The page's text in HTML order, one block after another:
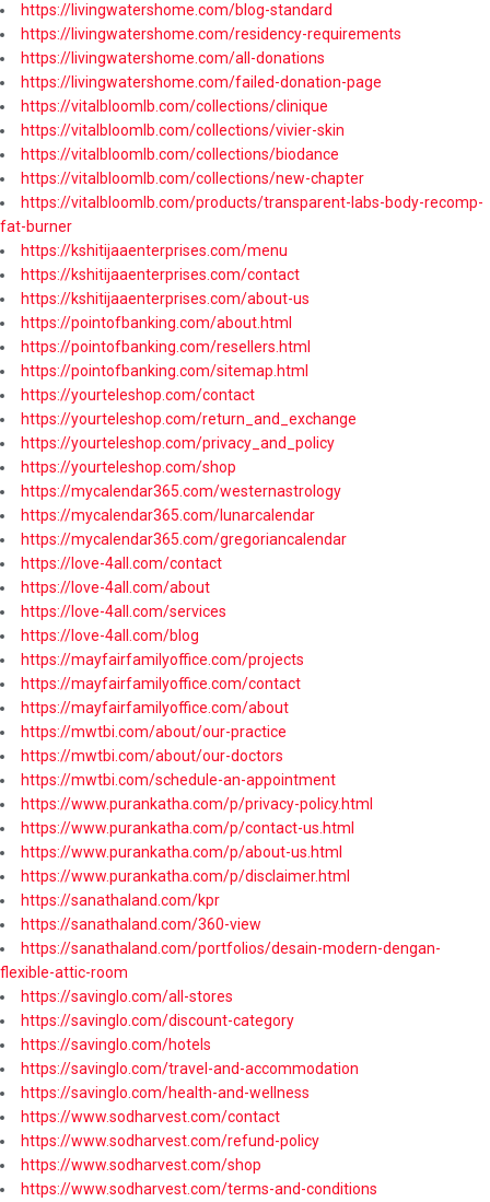
https://livingwatershome.com/blog-standard
https://livingwatershome.com/residency-requirements
https://livingwatershome.com/all-donations
https://livingwatershome.com/failed-donation-page
https://vitalbloomlb.com/collections/clinique
https://vitalbloomlb.com/collections/vivier-skin
https://vitalbloomlb.com/collections/biodance
https://vitalbloomlb.com/collections/new-chapter
https://vitalbloomlb.com/products/transparent-labs-body-recomp-
fat-burner
https://kshitijaaenterprises.com/menu
https://kshitijaaenterprises.com/contact
https://kshitijaaenterprises.com/about-us
https://pointofbanking.com/about.html
https://pointofbanking.com/resellers.html
https://pointofbanking.com/sitemap.html
https://yourteleshop.com/contact
https://yourteleshop.com/return_and_exchange
https://yourteleshop.com/privacy_and_policy
https://yourteleshop.com/shop
https://mycalendar365.com/westernastrology
https://mycalendar365.com/lunarcalendar
https://mycalendar365.com/gregoriancalendar
https://love-4all.com/contact
https://love-4all.com/about
https://love-4all.com/services
https://love-4all.com/blog
https://mayfairfamilyoffice.com/projects
https://mayfairfamilyoffice.com/contact
https://mayfairfamilyoffice.com/about
https://mwtbi.com/about/our-practice
https://mwtbi.com/about/our-doctors
https://mwtbi.com/schedule-an-appointment
https://www.purankatha.com/p/privacy-policy.html
https://www.purankatha.com/p/contact-us.html
https://www.purankatha.com/p/about-us.html
https://www.purankatha.com/p/disclaimer.html
https://sanathaland.com/kpr
https://sanathaland.com/360-view
https://sanathaland.com/portfolios/desain-modern-dengan-
flexible-attic-room
https://savinglo.com/all-stores
https://savinglo.com/discount-category
https://savinglo.com/hotels
https://savinglo.com/travel-and-accommodation
https://savinglo.com/health-and-wellness
https://www.sodharvest.com/contact
https://www.sodharvest.com/refund-policy
https://www.sodharvest.com/shop
https://www.sodharvest.com/terms-and-conditions